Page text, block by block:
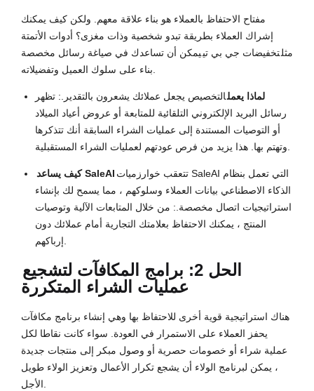
مفتاح الاحتفاظ بالعملاء هو بناء علاقة معهم. ولكن كيف يمكنك
إشراك العملاء بطريقة تبدو شخصية وذات مغزى؟ أدوات الأتمتة
مثلتخفيضات جي بي تييمكن أن تساعدك في صياغة رسائل مخصصة
بناء على سلوك العميل وتفضيلاته.
لماذا يعملالتخصيص يجعل عملائك يشعرون بالتقدير.: تظهر
رسائل البريد الإلكتروني التلقائية للمتابعة أو عروض أعياد الميلاد
أو التوصيات المستندة إلى عمليات الشراء السابقة أنك تتذكرها
وتهتم بها. هذا يزيد من فرص عودتهم لعمليات الشراء المستقبلية.
كيف يساعد SaleAI تتعقب خوارزميات SaleAI التي تعمل بنظام
الذكاء الاصطناعي بيانات العملاء وسلوكهم ، مما يسمح لك بإنشاء
استراتيجيات اتصال مخصصة.: من خلال المتابعات الآلية وتوصيات
المنتج ، يمكنك الاحتفاظ بعلامتك التجارية أمام عملائك دون
إرباكهم.
الحل 2: برامج المكافآت لتشجيع
عمليات الشراء المتكررة
هناك استراتيجية قوية أخرى للاحتفاظ بها وهي إنشاء برنامج مكافآت
يحفز العملاء على الاستمرار في العودة. سواء كانت نقاطا لكل
عملية شراء أو خصومات حصرية أو وصول مبكر إلى منتجات جديدة
، يمكن لبرنامج الولاء أن يشجع تكرار الأعمال وتعزيز الولاء طويل
الأجل.